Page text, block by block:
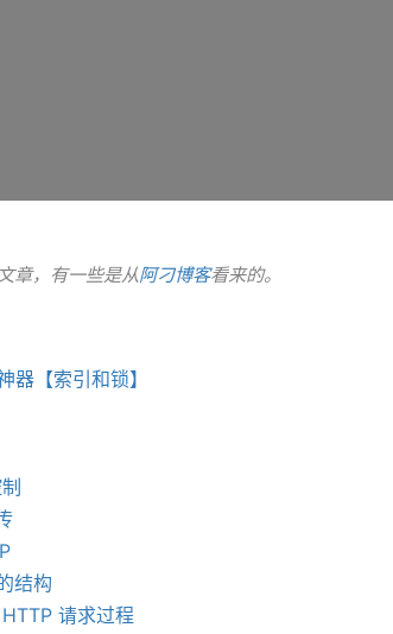
章，有一些是从阿刁博客看来的。
器【索引和锁】
结构
请求过程